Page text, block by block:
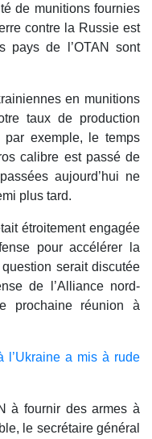
de munitions fournies
contre la Russie est
pays de l’OTAN sont
en munitions
taux de production
par exemple, le temps
calibre est passé de
aujourd’hui ne
plus tard.
étroitement engagée
pour accélérer la
serait discutée
de l’Alliance nord-
prochaine réunion à
l’Ukraine a mis à rude
à fournir des armes à
le secrétaire général